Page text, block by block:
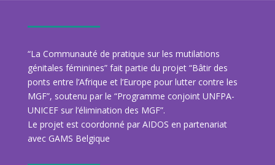
“La Communauté de pratique sur les mutilations
génitales féminines” fait partie du projet “Bâtir des
ponts entre l’Afrique et l’Europe pour lutter contre les
MGF”, soutenu par le “Programme conjoint UNFPA-
UNICEF sur l’élimination des MGF”.
Le projet est coordonné par AIDOS en partenariat
avec GAMS Belgique